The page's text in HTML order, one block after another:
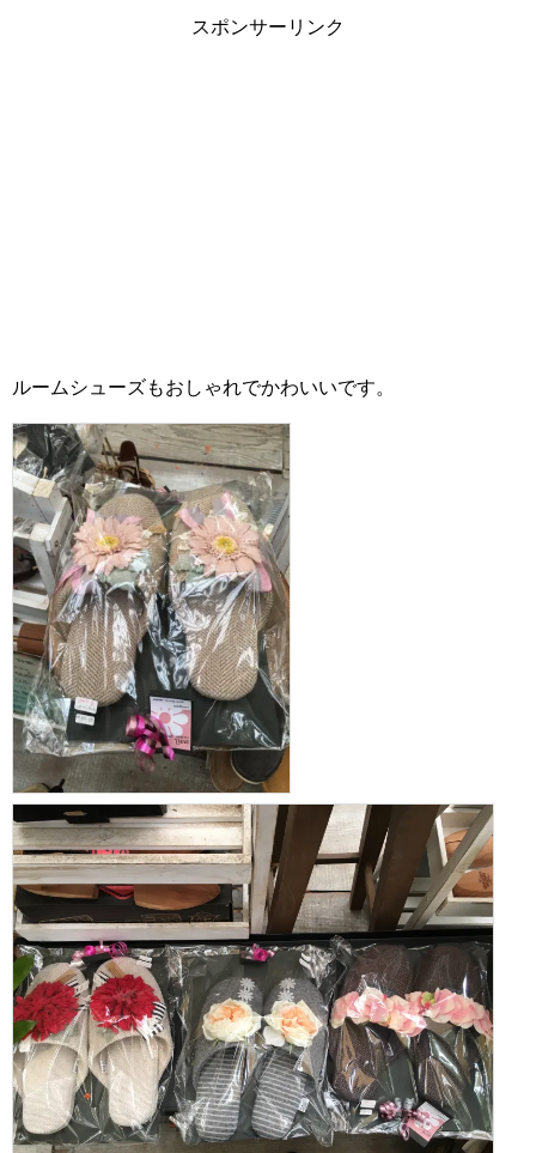
スポンサーリンク
ルームシューズもおしゃれでかわいいです。